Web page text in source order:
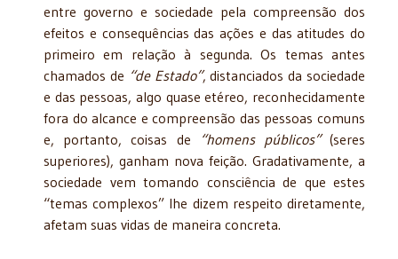
entre governo e sociedade pela compreensão dos
efeitos e consequências das ações e das atitudes do
primeiro em relação à segunda. Os temas antes
chamados de “de Estado”, distanciados da sociedade
e das pessoas, algo quase etéreo, reconhecidamente
fora do alcance e compreensão das pessoas comuns
e, portanto, coisas de
“homens públicos”(seres
superiores), ganham nova feição. Gradativamente, a
sociedade vem tomando consciência de que estes
“temas complexos” lhe dizem respeito diretamente,
afetam suas vidas de maneira concreta.